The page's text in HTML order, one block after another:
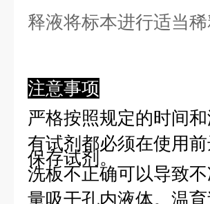
释液将标本进行适当
注意事项
严格按照规定的时间
有试剂都必须在使用
保存试剂。
洗板不正确可以导致
量吸干孔内液体。温